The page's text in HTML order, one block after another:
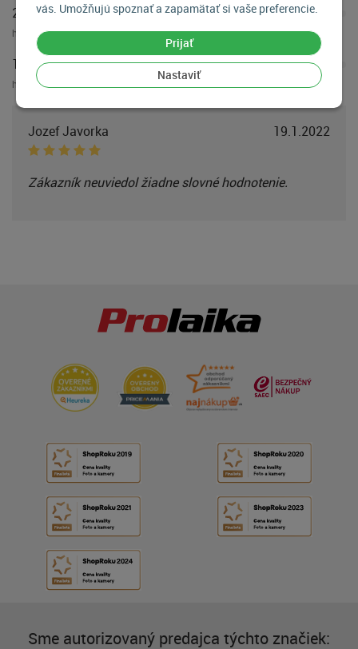
vás. Umožňujú spoznať a zapamätať si vaše preferencie.
Prijať
Nastaviť
2 hviezdičky
hodnotení:0
1 hviezdička
hodnotení:
Jozef Javorka 19.1.2022
Zákazník neuviedol žiadne slovné hodnotenie.
Sme autorizovaný predajca týchto značiek: